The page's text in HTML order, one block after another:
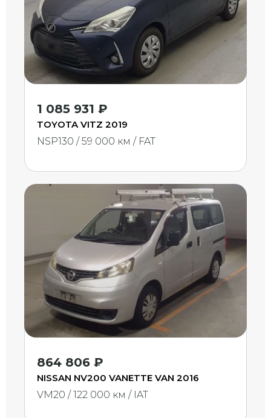
1 085 931 ₽
TOYOTA VITZ 2019
NSP130 / 59 000 км / FAT
864 806 ₽
NISSAN NV200 VANETTE VAN 2016
VM20 / 122 000 км / IAT